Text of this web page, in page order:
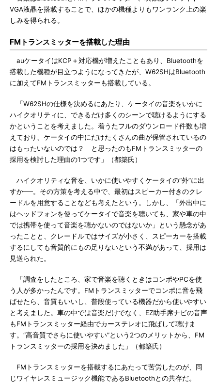
VGA液晶を搭載することで、ほかの機種よりもワンランク上の楽
しみを得られる。
FMトランスミッターを搭載した理由
auケータイはKCP＋対応機が増えたこともあり、Bluetoothを
搭載した機種が目立つようになってきたが、W62SHはBluetooth
に加えてFMトランスミッターも搭載している。
「W62SHの仕様を決めるにあたり、ケータイの音楽をいかに
ハイクオリティに、できるだけ多くのシーンで聴けるようにする
かということを考えました。着うたフルのダウンロード件数も増
えており、ケータイの中にだけたくさんの曲が保管されているの
はもったいないのでは？ と思ったのもFMトランスミッターの
採用を検討した理由の1つです」（都築氏）
ハイクオリティな音を、いかに使いやすくケータイの“外”に出
すか──。その方策を考える中で、最初はスピーカー付きのクレ
ードルを用意することなども考えたという。しかし、「外出中に
はヘッドフォンを使ってケータイで音楽を聴いても、家や車の中
では携帯を使って音楽を聴かないのではないか」という懸念があ
ったことと、クレードルではサイズが小さく、スピーカーを搭載
するにしても音質的にもの足りないという不満があって、採用は
見送られた。
「調査をしたところ、家で音楽を聴くときはコンポやPCを使
う人が多かったんです。FMトランスミッターでコンポに音を飛
ばせたら、音質もいいし、普段使っている機器だから使いやすい
と考えました。車の中では音楽だけでなく、EZ助手席ナビの音声
もFMトランスミッター経由でカーステレオに飛ばして聴けま
す。“高音質でさらに使いやすい”という2つのメリットから、FM
トランスミッターの採用を決めました」（都築氏）
FMトランスミッターを搭載するにあたって苦労したのが、同
じワイヤレスミュージック機能であるBluetoothとの共存だ。